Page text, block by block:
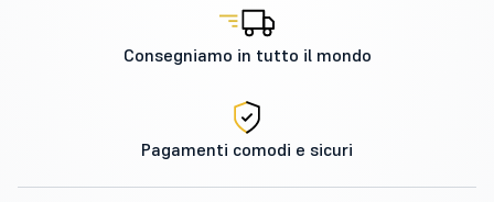
Consegniamo in tutto il mondo
Pagamenti comodi e sicuri